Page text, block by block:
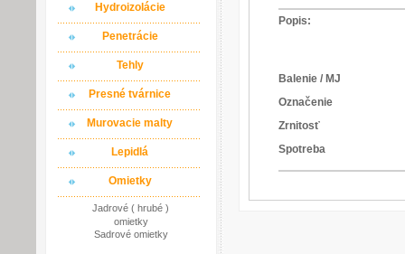
Hydroizolácie
Penetrácie
Tehly
Presné tvárnice
Murovacie malty
Lepidlá
Omietky
Jadrové ( hrubé )
omietky
Sadrové omietky
Popis:
Balenie / MJ
Označenie
Zrnitosť
Spotreba